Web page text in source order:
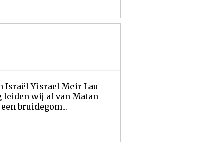
Israël Yisrael Meir Lau
wij af van Matan
bruidegom...